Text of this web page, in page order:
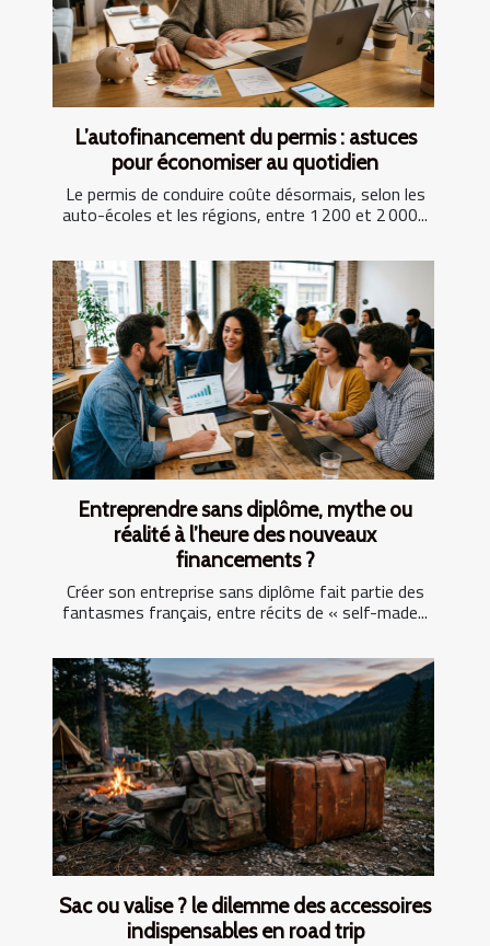
L’autofinancement du permis : astuces
pour économiser au quotidien
Le permis de conduire coûte désormais, selon les
auto-écoles et les régions, entre 1 200 et 2 000...
Entreprendre sans diplôme, mythe ou
réalité à l’heure des nouveaux
financements ?
Créer son entreprise sans diplôme fait partie des
fantasmes français, entre récits de « self-made...
Sac ou valise ? le dilemme des accessoires
indispensables en road trip